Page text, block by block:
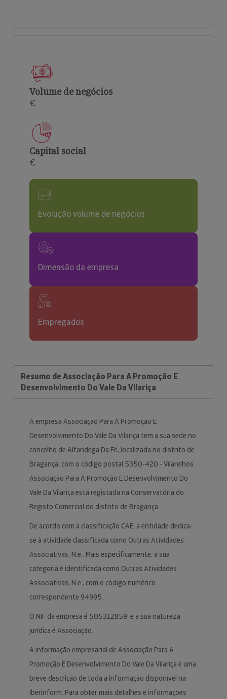
Volume de negócios
€
Capital social
€
Evolução volume de negócios
Dimensão da empresa
Empregados
Resumo de Associação Para A Promoção E
Desenvolvimento Do Vale Da Vilariça
A empresa Associação Para A Promoção E
Desenvolvimento Do Vale Da Vilariça tem a sua sede no
concelho de Alfandega Da Fé, localizada no distrito de
Bragança, com o código postal 5350-420 - Vilarelhos.
Associação Para A Promoção E Desenvolvimento Do
Vale Da Vilariça está registada na Conservatória do
Registo Comercial do distrito de Bragança.
De acordo com a classificação CAE, a entidade dedica-
se à atividade classificada como Outras Atividades
Associativas, N.e.. Mais especificamente, a sua
categoria é identificada como Outras Atividades
Associativas, N.e., com o código numérico
correspondente 94995.
O NIF da empresa é 505312859, e a sua natureza
jurídica é Associação.
A informação empresarial de Associação Para A
Promoção E Desenvolvimento Do Vale Da Vilariça é uma
breve descrição de toda a informação disponível na
Iberinform. Para obter mais detalhes e informações